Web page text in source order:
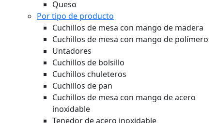
Queso
Por tipo de producto
Cuchillos de mesa con mango de madera
Cuchillos de mesa con mango de polímero
Untadores
Cuchillos de bolsillo
Cuchillos chuleteros
Cuchillos de pan
Cuchillos de mesa con mango de acero
inoxidable
Tenedor de acero inoxidable